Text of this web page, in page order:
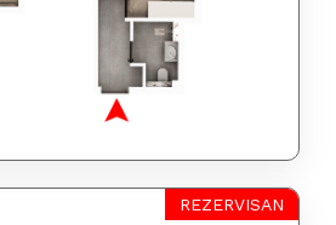
REZERVISAN